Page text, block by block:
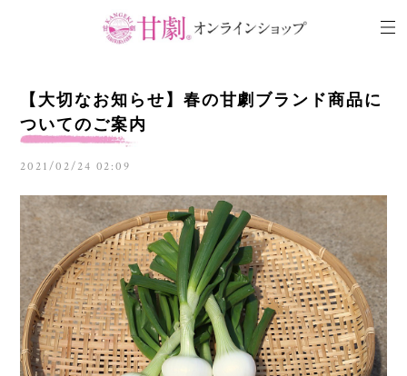
【大切なお知らせ】春の甘劇ブランド商品に
ついてのご案内
2021/02/24 02:09